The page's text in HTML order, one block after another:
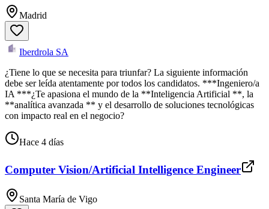
Madrid
Iberdrola SA
¿Tiene lo que se necesita para triunfar? La siguiente información
debe ser leída atentamente por todos los candidatos. ***Ingeniero/a
IA ***¿Te apasiona el mundo de la **Inteligencia Artificial **, la
**analítica avanzada ** y el desarrollo de soluciones tecnológicas
con impacto real en el negocio?
Hace 4 días
Computer Vision/Artificial Intelligence Engineer
Santa María de Vigo